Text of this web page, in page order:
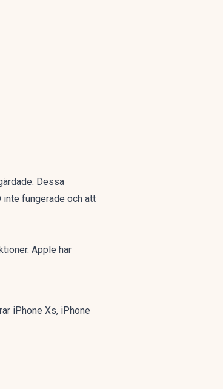
Dessa
inte fungerade och att
Apple har
iPhone Xs, iPhone